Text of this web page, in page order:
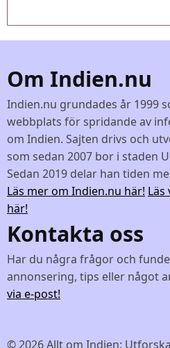
Om Indien.nu
Indien.nu grundades år 1999
webbplats för spridande av
om Indien. Sajten drivs och
som sedan 2007 bor i staden
Sedan 2019 delar han tiden
Läs mer om Indien.nu här! Läs
här!
Kontakta oss
Har du några frågor och
annonsering, tips eller något
via e-post!
© 2026 Allt om Indien: